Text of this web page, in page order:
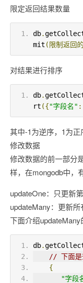
限定返回结果数量
db.
mit (限制返回
对结果进行排序
db.
rt ({"字段名"
其中-1为逆序，1为正
修改数据
修改数据的前一部分
样，在mongodb中，
updateOne：只更新
updateMany：更新
下面介绍
db.
// 下面是
{
"字段